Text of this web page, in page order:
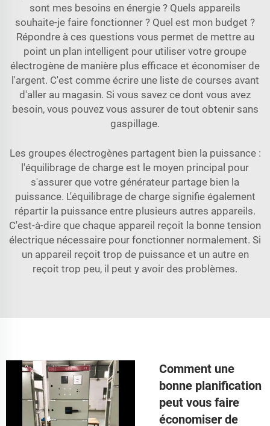
sont mes besoins en énergie ? Quels appareils
souhaite-je faire fonctionner ? Quel est mon budget ?
Répondre à ces questions vous permet de mettre au
point un plan intelligent pour utiliser votre groupe
électrogène de manière plus efficace et économiser de
l'argent. C'est comme écrire une liste de courses avant
d'aller au magasin. Si vous savez ce dont vous avez
besoin, vous pouvez vous assurer de tout obtenir sans
gaspillage.
Les groupes électrogènes partagent bien la puissance :
l'équilibrage de charge est le moyen principal pour
s'assurer que votre générateur partage bien la
puissance. L'équilibrage de charge signifie également
répartir la puissance entre plusieurs autres appareils.
C'est-à-dire que chaque appareil reçoit la bonne tension
électrique nécessaire pour fonctionner normalement. Si
un appareil reçoit trop de puissance et un autre en
reçoit trop peu, il peut y avoir des problèmes.
Comment une
bonne planification
peut vous faire
économiser de